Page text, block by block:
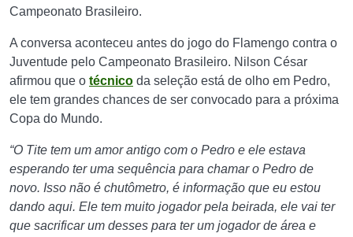
Campeonato Brasileiro.
A conversa aconteceu antes do jogo do Flamengo contra o
Juventude pelo Campeonato Brasileiro. Nilson César
afirmou que o técnico da seleção está de olho em Pedro,
ele tem grandes chances de ser convocado para a próxima
Copa do Mundo.
“O Tite tem um amor antigo com o Pedro e ele estava
esperando ter uma sequência para chamar o Pedro de
novo. Isso não é chutômetro, é informação que eu estou
dando aqui. Ele tem muito jogador pela beirada, ele vai ter
que sacrificar um desses para ter um jogador de área e